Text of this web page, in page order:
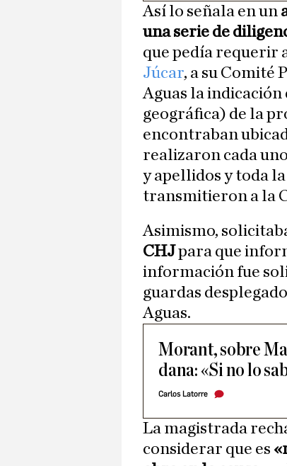
Así lo señala en un
una serie de
que pedía requerir
Júcar, a su Comité
Aguas la
geográfica) de la
encontraban
realizaron cada
y apellidos y toda
transmitieron a la
Asimismo,
CHJpara que
información fue
guardas
Aguas.
Morant, sobre
dana: «Si no lo
Carlos Latorre
La magistrada
considerar que es